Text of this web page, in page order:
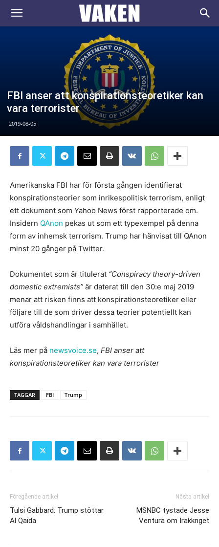
VAKEN.se
FBI anser att konspirationsteoretiker kan
vara terrorister
2019-08-05
Amerikanska FBI har för första gången identifierat
konspirationsteorier som inrikespolitisk terrorism, enligt
ett dokument som Yahoo News först rapporterade om.
Insidern QAnon pekas ut som ett typexempel på denna
form av inhemsk terrorism. Trump har hänvisat till QAnon
minst 20 gånger på Twitter.
Dokumentet som är titulerat “Conspiracy theory-driven
domestic extremists” är daterat till den 30:e maj 2019
menar att risken finns att konspirationsteoretiker eller
följare till de som driver dessa teorier potentiellt kan
utföra våldshandlingar i samhället.
Läs mer på newsvoice.se, FBI anser att
konspirationsteoretiker kan vara terrorister
TAGGAR FBI Trump
Föregående artikel
Tulsi Gabbard: Trump stöttar
Al Qaida
Nästa artikel
MSNBC tystade Jesse
Ventura om Irakkriget